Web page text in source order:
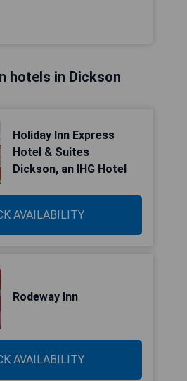
hotels in Dickson
Holiday Inn Express
Hotel & Suites
Dickson, an IHG Hotel
AVAILABILITY
Rodeway Inn
AVAILABILITY